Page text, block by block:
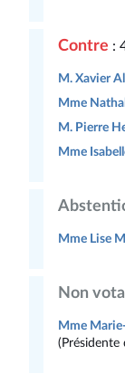
Contre :
M. Xavier
Mme
M. Pierre
Mme
Mme Lise
Non
Mme
(Présidente